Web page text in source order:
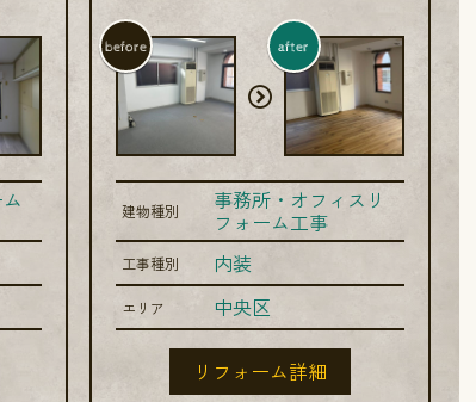
before after
建物種別 事務所・オフィスリ
フォーム工事
工事種別 内装
エリア 中央区
リフォーム詳細